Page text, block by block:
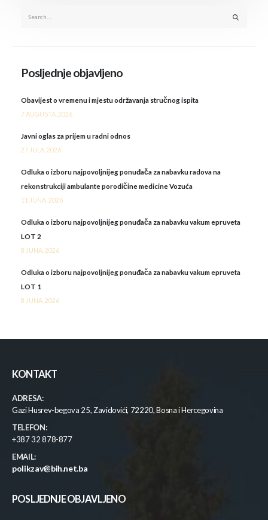
Posljednje objavljeno
Obavijest o vremenu i mjestu održavanja stručnog ispita
7 AUGUSTA, 2026
Javni oglas za prijem u radni odnos
27 JULA, 2026
Odluka o izboru najpovoljnijeg ponuđača za nabavku radova na
rekonstrukciji ambulante porodičine medicine Vozuća
11 JUNA, 2026
Odluka o izboru najpovoljnijeg ponuđača za nabavku vakum epruveta
LOT 2
8 JUNA, 2026
Odluka o izboru najpovoljnijeg ponuđača za nabavku vakum epruveta
LOT 1
8 JUNA, 2026
KONTAKT
ADRESA:
Gazi Husrev-begova 25, Zavidovići, 72220, Bosna i Hercegovina
TELEFON:
+387 32 878-877
EMAIL:
polikzav@bih.net.ba
POSLJEDNJE OBJAVLJENO